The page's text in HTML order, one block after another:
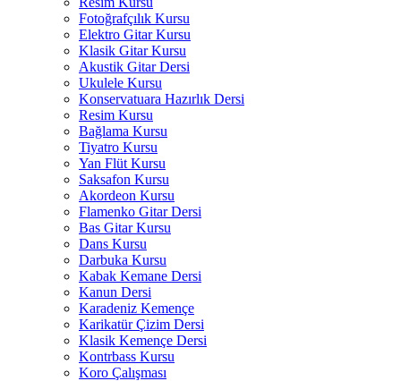
Fotoğrafçılık Kursu
Elektro Gitar Kursu
Klasik Gitar Kursu
Akustik Gitar Dersi
Ukulele Kursu
Konservatuara Hazırlık Dersi
Resim Kursu
Bağlama Kursu
Tiyatro Kursu
Yan Flüt Kursu
Saksafon Kursu
Akordeon Kursu
Flamenko Gitar Dersi
Bas Gitar Kursu
Dans Kursu
Darbuka Kursu
Kabak Kemane Dersi
Kanun Dersi
Karadeniz Kemençe
Karikatür Çizim Dersi
Klasik Kemençe Dersi
Kontrbass Kursu
Koro Çalışması